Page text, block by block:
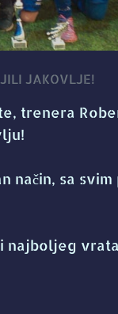
JAKOVLJE!
trenera
način, sa svim
najboljeg